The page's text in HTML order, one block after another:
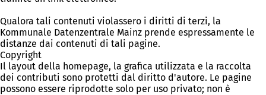
Qualora tali contenuti violassero i diritti di terzi, la
Kommunale Datenzentrale Mainz prende espressamente le
distanze dai contenuti di tali pagine.
Copyright
Il layout della homepage, la grafica utilizzata e la raccolta
dei contributi sono protetti dal diritto d'autore. Le pagine
possono essere riprodotte solo per uso privato; non è